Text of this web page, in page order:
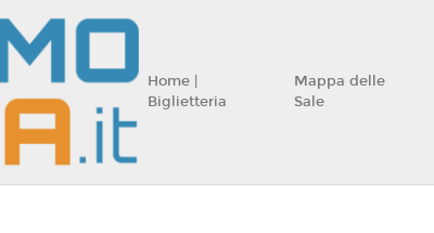
Home |
Biglietteria
Mappa delle
Sale